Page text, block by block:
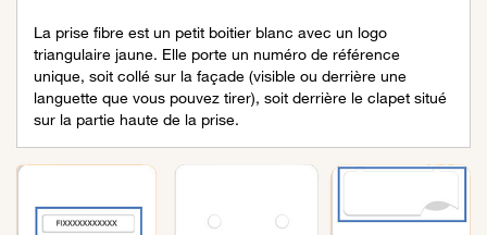
La prise fibre est un petit boitier blanc avec un logo
triangulaire jaune. Elle porte un numéro de référence
unique, soit collé sur la façade (visible ou derrière une
languette que vous pouvez tirer), soit derrière le clapet situé
sur la partie haute de la prise.